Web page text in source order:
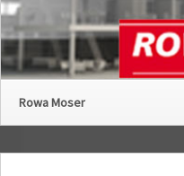
Rowa Moser